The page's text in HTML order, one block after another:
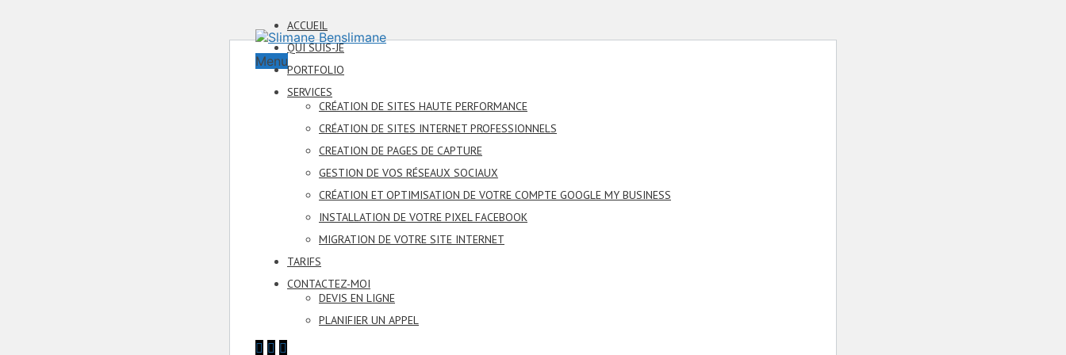
Menu
ACCUEIL
QUI SUIS-JE
PORTFOLIO
SERVICES
CRÉATION DE SITES HAUTE PERFORMANCE
CRÉATION DE SITES INTERNET PROFESSIONNELS
CREATION DE PAGES DE CAPTURE
GESTION DE VOS RÉSEAUX SOCIAUX
CRÉATION ET OPTIMISATION DE VOTRE COMPTE GOOGLE MY BUSINESS
INSTALLATION DE VOTRE PIXEL FACEBOOK
MIGRATION DE VOTRE SITE INTERNET
TARIFS
CONTACTEZ-MOI
DEVIS EN LIGNE
PLANIFIER UN APPEL